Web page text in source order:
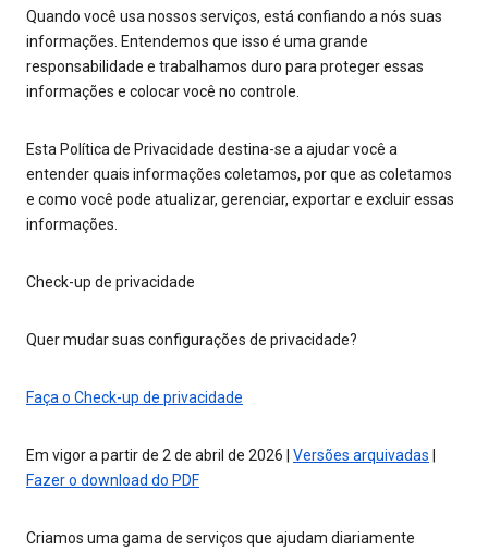
Quando você usa nossos serviços, está confiando a nós suas
informações. Entendemos que isso é uma grande
responsabilidade e trabalhamos duro para proteger essas
informações e colocar você no controle.
Esta Política de Privacidade destina-se a ajudar você a
entender quais informações coletamos, por que as coletamos
e como você pode atualizar, gerenciar, exportar e excluir essas
informações.
Check-up de privacidade
Quer mudar suas configurações de privacidade?
Faça o Check-up de privacidade
Em vigor a partir de 2 de abril de 2026 | Versões arquivadas
Fazer o download do PDF
Criamos uma gama de serviços que ajudam diariamente